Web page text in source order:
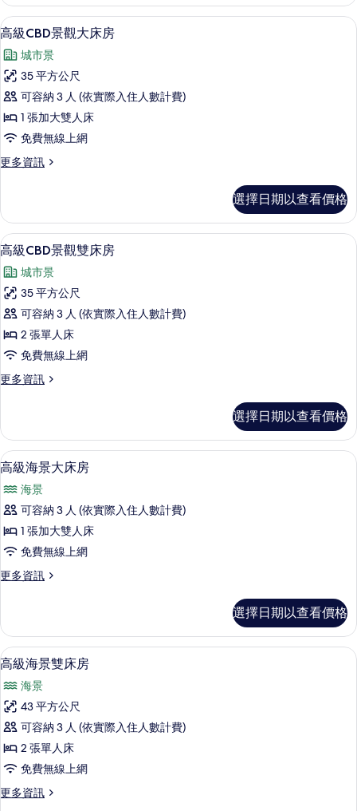
的
所
有
相
片
景
觀
床
房
詳
情
顯
示
高
級
CBD
景
觀
大
房
的
所
有
相
片
高級CBD景觀大床房 | 迷你吧、客房
5
高級CBD景觀大床房
城市景
35 平方公尺
可容納 3 人 (依實際入住人數計費)
1 張加大雙人床
免費無線上網
更多資訊
更
CBD
景
觀
床
房
詳
情
選擇日期以查看價格
顯
示
高
級
CBD
景
觀
雙
房
的
所
有
相
片
5
高級CBD景觀雙床房
城市景
35 平方公尺
可容納 3 人 (依實際入住人數計費)
2 張單人床
免費無線上網
更多資訊
更
CBD
景
觀
床
房
詳
情
選擇日期以查看價格
顯
示
高
級
海
景
大
房
的
所
有
相
片
高級海景大床房 | 迷你吧、客房內保
5
高級海景大床房
海景
可容納 3 人 (依實際入住人數計費)
1 張加大雙人床
免費無線上網
更多資訊
更
海
景
大
房
的
情
選擇日期以查看價格
顯
示
高
級
海
景
雙
床
高級海景雙床房 | 迷你吧、客房內保
5
高級海景雙床房
海景
43 平方公尺
可容納 3 人 (依實際入住人數計費)
2 張單人床
免費無線上網
更多資訊
更